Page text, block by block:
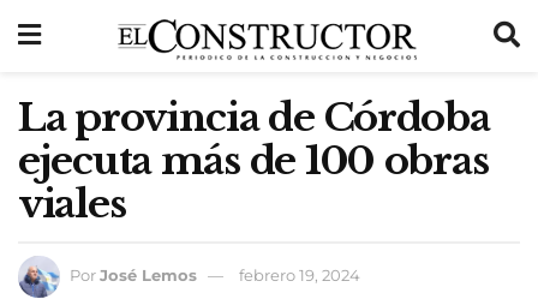
La provincia de Córdoba
ejecuta más de 100 obras
viales
PorJosé Lemos febrero 19, 2024